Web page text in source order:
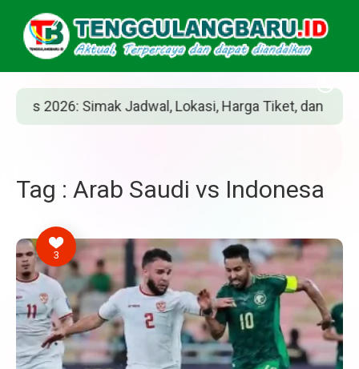
Simak Jadwal, Lokasi, Harga Tiket, dan Cara
Tag : Arab Saudi vs Indonesa
3